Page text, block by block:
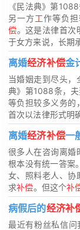
《民法典》第
另一方工作等负
偿。这是法律首次
于女方来说，长期
离婚经济补偿金
当婚姻走到尽头，
典》第1088条，
等负担较多义务的
首次以法律形式明
离婚经济补偿一
很多人在咨询离婚
根本没有统一答案
女、照料老人、协
求补偿。但这个补
病假后的经济补
最近有粉丝私信